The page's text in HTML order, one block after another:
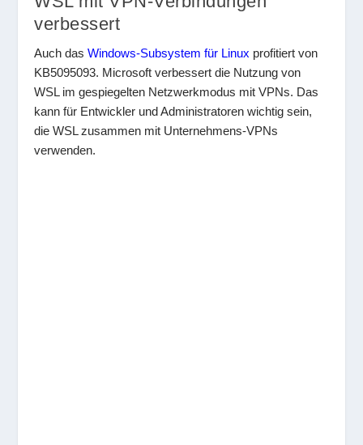
verbessert
Auch dasWindows-Subsystem für Linux profitiert von
KB5095093. Microsoft verbessert die Nutzung von
WSL im gespiegelten Netzwerkmodus mit VPNs. Das
kann für Entwickler und Administratoren wichtig sein,
die WSL zusammen mit Unternehmens-VPNs
verwenden.